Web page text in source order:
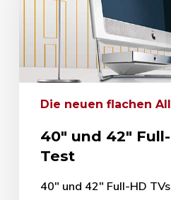
Die neuen flachen
40″ und 42″
Test
40" und 42" Full-HD